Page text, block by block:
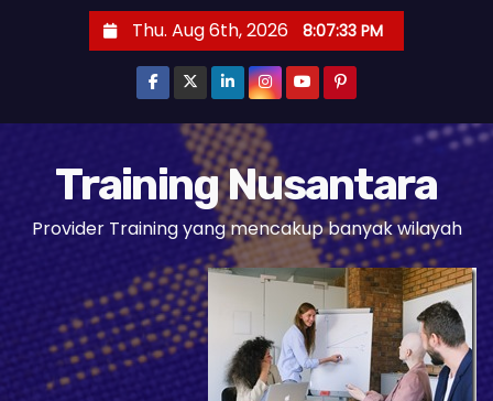
t
Thu. Aug 6th, 2026 8:07:34 PM
Training Nusantara
Provider Training yang mencakup banyak wilayah